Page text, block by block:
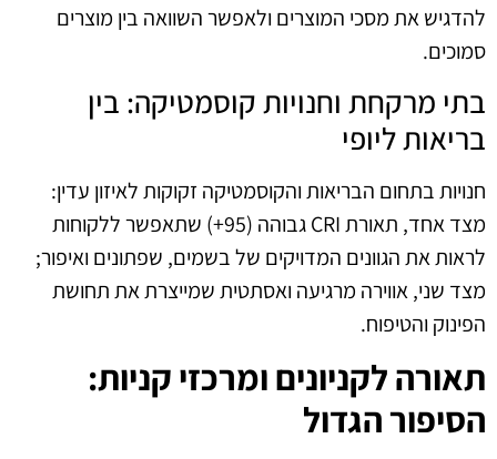
להדגיש את מסכי המוצרים ולאפשר השוואה בין מוצרים
סמוכים.
בתי מרקחת וחנויות קוסמטיקה: בין
בריאות ליופי
חנויות בתחום הבריאות והקוסמטיקה זקוקות לאיזון עדין:
מצד אחד, תאורת CRI גבוהה (95+) שתאפשר ללקוחות
לראות את הגוונים המדויקים של בשמים, שפתונים ואיפור;
מצד שני, אווירה מרגיעה ואסתטית שמייצרת את תחושת
הפינוק והטיפוח.
תאורה לקניונים ומרכזי קניות:
הסיפור הגדול